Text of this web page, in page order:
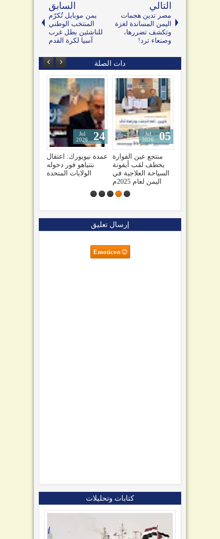
التالي
مصر تدين هجمات
اليمن المساندة لغزة
وتكشف تضررها،
وصنعاء ترد!
السابق
يمن موبايل تُكرّم
المنتخب الوطني
للناشئين بطل غرب
آسيا لكرة القدم
دات الصلة
عمدة نيويورك: اعتقال
نتنياهو فور دخوله
الولايات المتحدة
24
منتجع عين الفوارة
يخطف لقب أيقونة
السياحة العلاجية في
اليمن لعام 2025م
05
Jul
2026
صنعاء تهدد السعودية
وتحذيرات من تفاقم
الأزمة اليمنية1
Jul
2026
إرسال تعليق
Emoticon
كتابات وتحليلات